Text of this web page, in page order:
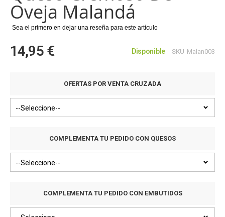
galería
de
imágenes
Oveja Malandá
Sea el primero en dejar una reseña para este artículo
14,95 € Disponible SKU Malan003
OFERTAS POR VENTA CRUZADA
COMPLEMENTA TU PEDIDO CON QUESOS
COMPLEMENTA TU PEDIDO CON EMBUTIDOS